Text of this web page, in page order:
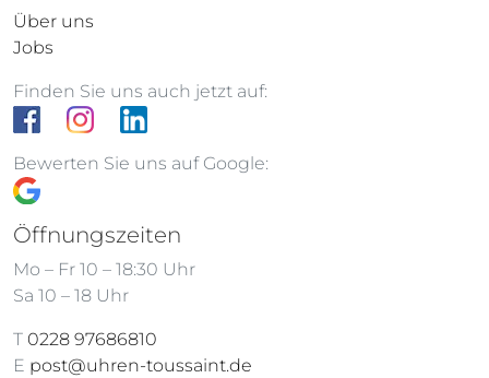
Über uns
Jobs
Finden Sie uns auch jetzt auf:
Bewerten Sie uns auf Google:
Öffnungszeiten
Mo – Fr 10 – 18:30 Uhr
Sa 10 – 18 Uhr
T 0228 97686810
E post@uhren-toussaint.de